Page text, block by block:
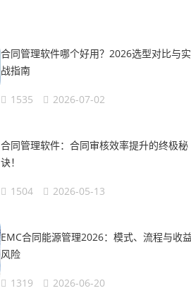
合同管理软件哪个好用？2026选型对比与实
战指南
1535 2026-07-02
合同管理软件：合同审核效率提升的终极秘
诀！
1504 2026-05-13
EMC合同能源管理2026：模式、流程与收
风险
1319 2026-06-20